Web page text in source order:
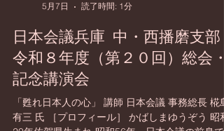
5月7日
読了時間: 1分
日本会議兵庫 中・西播磨支部
令和８年度（第２０回）総会・
記念講演会